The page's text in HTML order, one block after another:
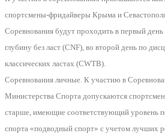
спортсмены-фридайверы Крыма и
Соревнования будут проходить в первый
глубину без ласт (CNF), во второй день по
классических ластах (CWTB).
Соревнования личные. К участию в
Министерства Спорта допускаются
старше, имеющие соответствующий уровень
спорта «подводный спорт» с учетом лучших